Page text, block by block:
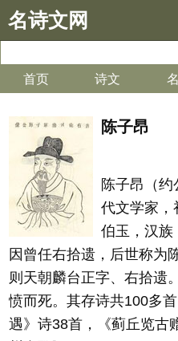
名诗文网
首页 诗文
陈子昂
陈子昂（
代文学家，
伯玉，汉族
因曾任右拾遗，后世称为
则天朝麟台正字、右拾遗
愤而死。其存诗共100多
遇》诗38首，《蓟丘览古